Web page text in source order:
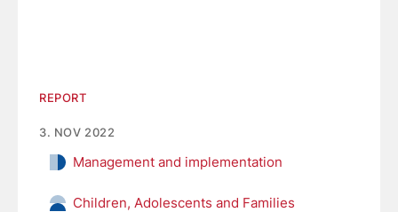
REPORT
3. NOV 2022
Management and implementation
Children, Adolescents and Families